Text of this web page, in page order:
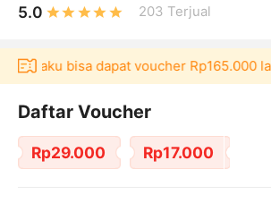
kripsi)
5.0 203 Terjual
bisa dapat voucher Rp165.000
Daftar Voucher
Rp29.000 Rp17.000